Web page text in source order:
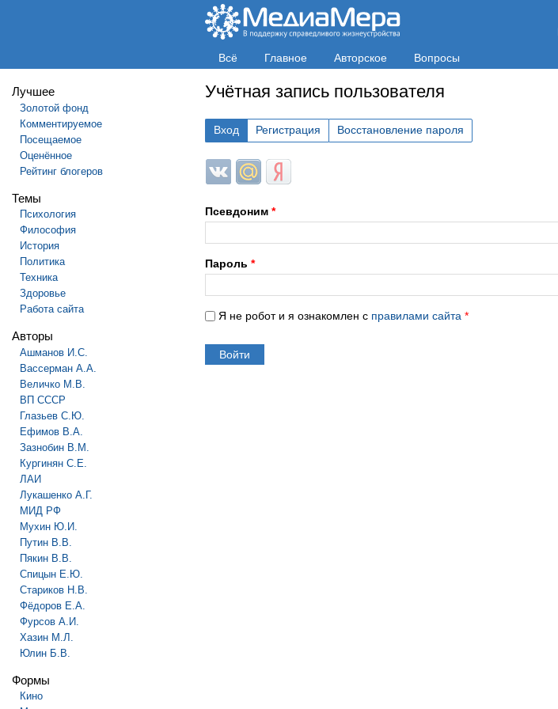
Всё Главное Авторское Вопросы
Лучшее
Золотой фонд
Комментируемое
Посещаемое
Оценённое
Рейтинг блогеров
Темы
Психология
Философия
История
Политика
Техника
Здоровье
Работа сайта
Авторы
Ашманов И.С.
Вассерман А.А.
Величко М.В.
ВП СССР
Глазьев С.Ю.
Ефимов В.А.
Зазнобин В.М.
Кургинян С.Е.
ЛАИ
Лукашенко А.Г.
МИД РФ
Мухин Ю.И.
Путин В.В.
Пякин В.В.
Спицын Е.Ю.
Стариков Н.В.
Фёдоров Е.А.
Фурсов А.И.
Хазин М.Л.
Юлин Б.В.
Формы
Кино
Учётная запись пользователя
Вход Регистрация Восстановление пароля
Login with ВКонтакте
Login with Mail.ru
Login with Яндекс
Псевдоним *
Пароль *
Я не робот и я ознакомлен с правилами сайта *